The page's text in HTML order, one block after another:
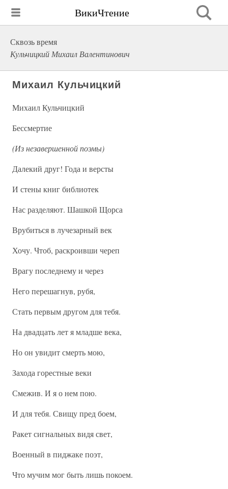
ВикиЧтение
Сквозь время
Кульчицкий Михаил Валентинович
Михаил Кульчицкий
Михаил Кульчицкий
Бессмертие
(Из незавершенной поэмы)
Далекий друг! Года и версты
И стены книг библиотек
Нас разделяют. Шашкой Щорса
Врубиться в лучезарный век
Хочу. Чтоб, раскроивши череп
Врагу последнему и через
Него перешагнув, рубя,
Стать первым другом для тебя.
На двадцать лет я младше века,
Но он увидит смерть мою,
Захода горестные веки
Смежив. И я о нем пою.
И для тебя. Свищу пред боем,
Ракет сигнальных видя свет,
Военный в пиджаке поэт,
Что мучим мог быть лишь покоем.